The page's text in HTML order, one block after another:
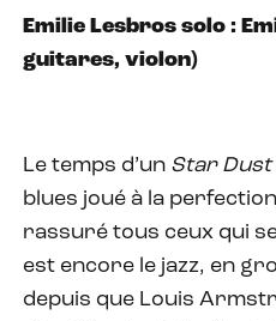
Emilie Lesbros solo :
guitares, violon)
Le temps d’un Star Dust
blues joué à la
rassuré tous ceux qui
est encore le jazz, en
depuis que Louis